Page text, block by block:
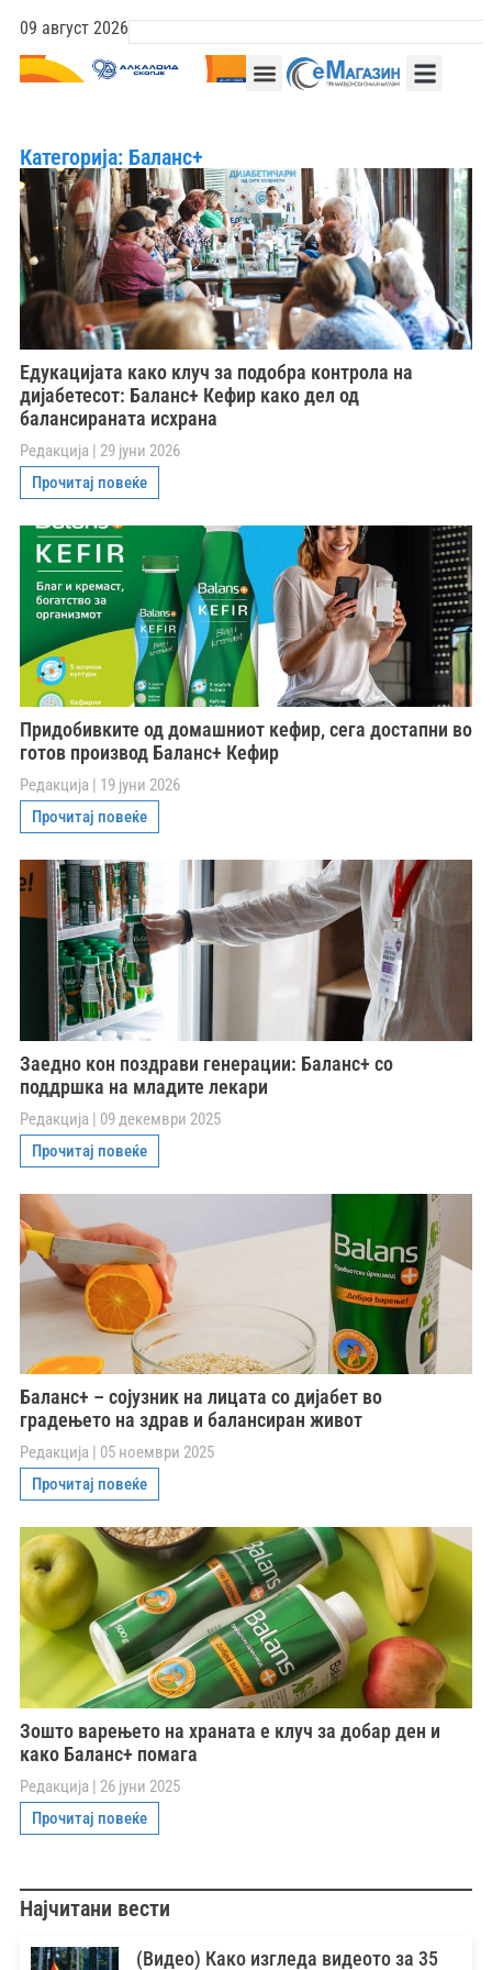
09 август 2026
Категорија: Баланс+
Едукацијата како клуч за подобра контрола на
дијабетесот: Баланс+ Кефир како дел од
балансираната исхрана
Редакција
29 јуни 2026
Прочитај повеќе
Придобивките од домашниот кефир, сега достапни во
готов производ Баланс+ Кефир
Редакција
19 јуни 2026
Прочитај повеќе
Заедно кон поздрави генерации: Баланс+ со
поддршка на младите лекари
Редакција
09 декември 2025
Прочитај повеќе
Баланс+ – сојузник на лицата со дијабет во
градењето на здрав и балансиран живот
Редакција
05 ноември 2025
Прочитај повеќе
Зошто варењето на храната е клуч за добар ден и
како Баланс+ помага
Редакција
26 јуни 2025
Прочитај повеќе
Најчитани вести
(Видео) Како изгледа видеото за 35